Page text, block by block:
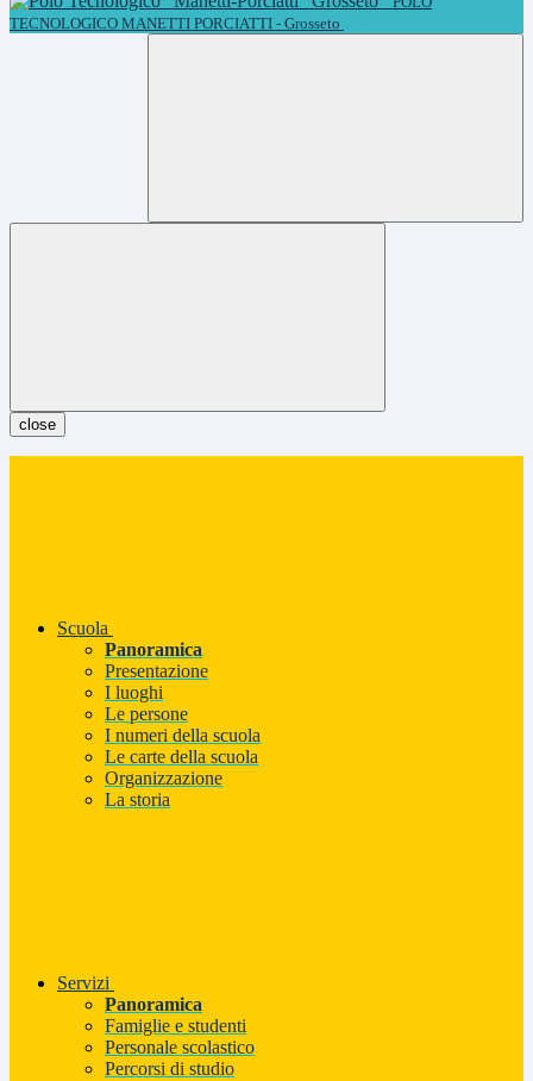
TECNOLOGICO MANETTI PORCIATTI - Grosseto
close
Scuola
Panoramica
Presentazione
I luoghi
Le persone
I numeri della scuola
Le carte della scuola
Organizzazione
La storia
Servizi
Panoramica
Famiglie e studenti
Personale scolastico
Percorsi di studio